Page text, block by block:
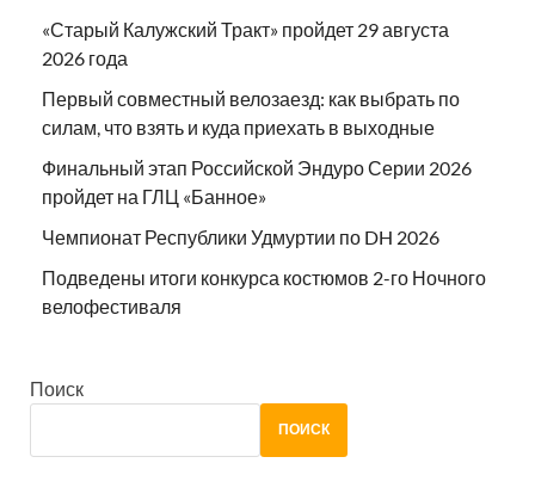
«Старый Калужский Тракт» пройдет 29 августа
2026 года
Первый совместный велозаезд: как выбрать по
силам, что взять и куда приехать в выходные
Финальный этап Российской Эндуро Серии 2026
пройдет на ГЛЦ «Банное»
Чемпионат Республики Удмуртии по DH 2026
Подведены итоги конкурса костюмов 2-го Ночного
велофестиваля
Поиск
ПОИСК